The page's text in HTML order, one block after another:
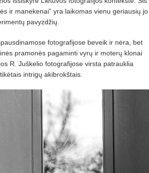
ir manekenai” yra laikomas vienu geriausių jo
pavyzdžių.
fotografijose beveik ir nėra, bet
pramonės pagaminti vyrų ir moterų klonai
R. Juškelio fotografijose virsta patrauklia
intrigų akibrokštais.